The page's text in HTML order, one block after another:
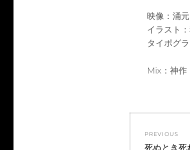
映像：涌
イラスト
タイポグ
Mix：神作
PREVIOUS
Previous
死ぬとき死